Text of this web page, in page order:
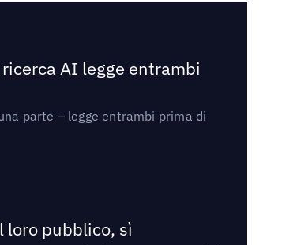
AI legge entrambi
parte – legge entrambi prima di
loro pubblico, sì